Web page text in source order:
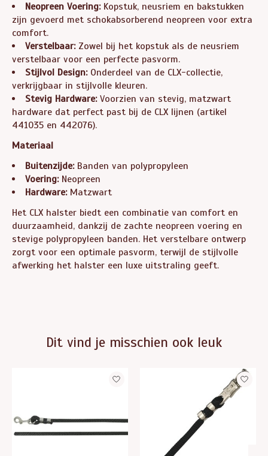
Neopreen Voering:Kopstuk, neusriem en bakstukken
zijn gevoerd met schokabsorberend neopreen voor extra
comfort.
Verstelbaar:Zowel bij het kopstuk als de neusriem
verstelbaar voor een perfecte pasvorm.
Stijlvol Design:Onderdeel van de CLX-collectie,
verkrijgbaar in stijlvolle kleuren.
Stevig Hardware:Voorzien van stevig, matzwart
hardware dat perfect past bij de CLX lijnen (artikel
441035 en 442076).
Materiaal
Buitenzijde:Banden van polypropyleen
Voering:Neopreen
Hardware:Matzwart
Het CLX halster biedt een combinatie van comfort en
duurzaamheid, dankzij de zachte neopreen voering en
stevige polypropyleen banden. Het verstelbare ontwerp
zorgt voor een optimale pasvorm, terwijl de stijlvolle
afwerking het halster een luxe uitstraling geeft.
Dit vind je misschien ook leuk
Items van productcarrousel